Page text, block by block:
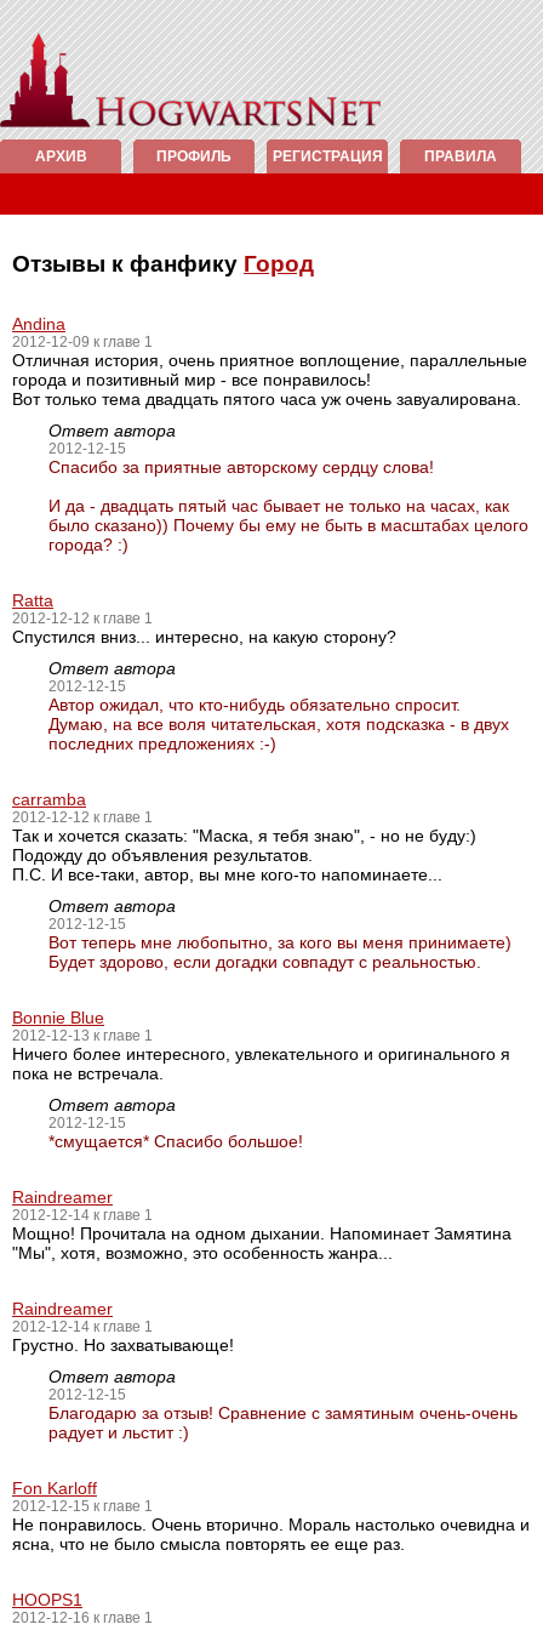
АРХИВ ПРОФИЛЬ РЕГИСТРАЦИЯ ПРАВИЛА
Отзывы к фанфику Город
Andina
2012-12-09 к главе 1
Отличная история, очень приятное воплощение, параллельные
города и позитивный мир - все понравилось!
Вот только тема двадцать пятого часа уж очень завуалирована.
Ответ автора
2012-12-15
Спасибо за приятные авторскому сердцу слова!
И да - двадцать пятый час бывает не только на часах, как
было сказано)) Почему бы ему не быть в масштабах целого
города? :)
Ratta
2012-12-12 к главе 1
Спустился вниз... интересно, на какую сторону?
Ответ автора
2012-12-15
Автор ожидал, что кто-нибудь обязательно спросит.
Думаю, на все воля читательская, хотя подсказка - в двух
последних предложениях :-)
carramba
2012-12-12 к главе 1
Так и хочется сказать: "Маска, я тебя знаю", - но не буду:)
Подожду до объявления результатов.
П.С. И все-таки, автор, вы мне кого-то напоминаете...
Ответ автора
2012-12-15
Вот теперь мне любопытно, за кого вы меня принимаете)
Будет здорово, если догадки совпадут с реальностью.
Bonnie Blue
2012-12-13 к главе 1
Ничего более интересного, увлекательного и оригинального я
пока не встречала.
Ответ автора
2012-12-15
*смущается* Спасибо большое!
Raindreamer
2012-12-14 к главе 1
Мощно! Прочитала на одном дыхании. Напоминает Замятина
"Мы", хотя, возможно, это особенность жанра...
Raindreamer
2012-12-14 к главе 1
Грустно. Но захватывающе!
Ответ автора
2012-12-15
Благодарю за отзыв! Сравнение с замятиным очень-очень
радует и льстит :)
Fon Karloff
2012-12-15 к главе 1
Не понравилось. Очень вторично. Мораль настолько очевидна и
ясна, что не было смысла повторять ее еще раз.
HOOPS1
2012-12-16 к главе 1